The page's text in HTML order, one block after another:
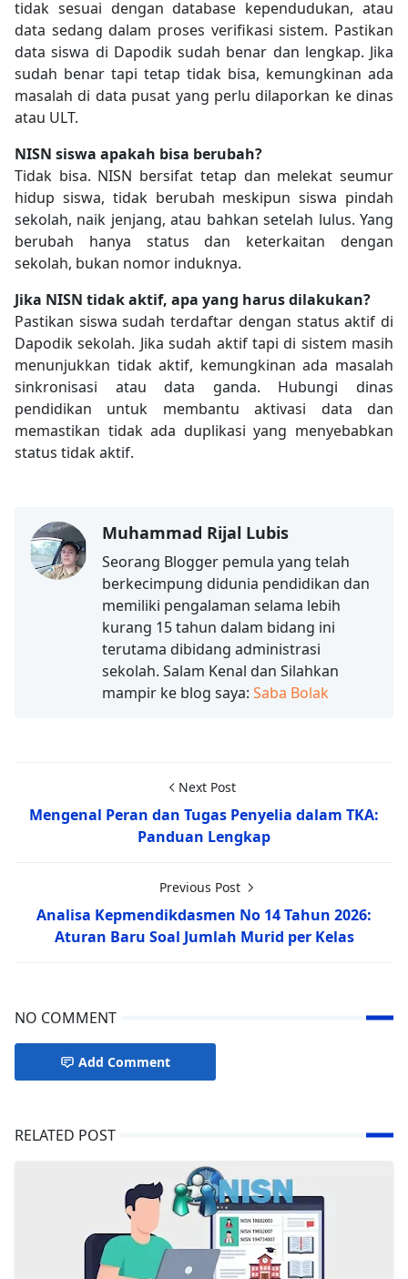
tidak sesuai dengan database kependudukan, atau
data sedang dalam proses verifikasi sistem. Pastikan
data siswa di Dapodik sudah benar dan lengkap. Jika
sudah benar tapi tetap tidak bisa, kemungkinan ada
masalah di data pusat yang perlu dilaporkan ke dinas
atau ULT.
NISN siswa apakah bisa berubah?
Tidak bisa. NISN bersifat tetap dan melekat seumur
hidup siswa, tidak berubah meskipun siswa pindah
sekolah, naik jenjang, atau bahkan setelah lulus. Yang
berubah hanya status dan keterkaitan dengan
sekolah, bukan nomor induknya.
Jika NISN tidak aktif, apa yang harus dilakukan?
Pastikan siswa sudah terdaftar dengan status aktif di
Dapodik sekolah. Jika sudah aktif tapi di sistem masih
menunjukkan tidak aktif, kemungkinan ada masalah
sinkronisasi atau data ganda. Hubungi dinas
pendidikan untuk membantu aktivasi data dan
memastikan tidak ada duplikasi yang menyebabkan
status tidak aktif.
Muhammad Rijal Lubis
Seorang Blogger pemula yang telah
berkecimpung didunia pendidikan dan
memiliki pengalaman selama lebih
kurang 15 tahun dalam bidang ini
terutama dibidang administrasi
sekolah. Salam Kenal dan Silahkan
mampir ke blog saya: Saba Bolak
Next Post
Mengenal Peran dan Tugas Penyelia dalam TKA:
Panduan Lengkap
Previous Post
Analisa Kepmendikdasmen No 14 Tahun 2026:
Aturan Baru Soal Jumlah Murid per Kelas
NO COMMENT
Add Comment
RELATED POST